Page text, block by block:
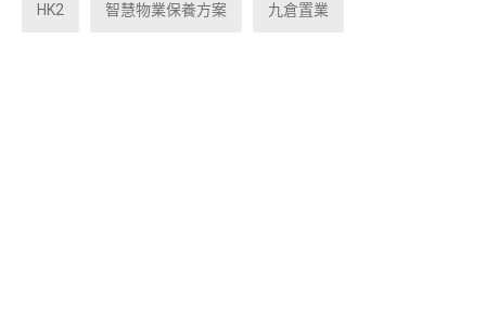
HK2 智慧物業保養方案 九倉置業